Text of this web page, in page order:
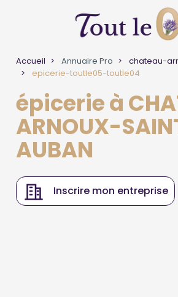
Accueil Annuaire Pro
chateau-
epicerie-toutle05-toutle04
épicerie à
ARNOUX-
AUBAN
Inscrire mon entreprise